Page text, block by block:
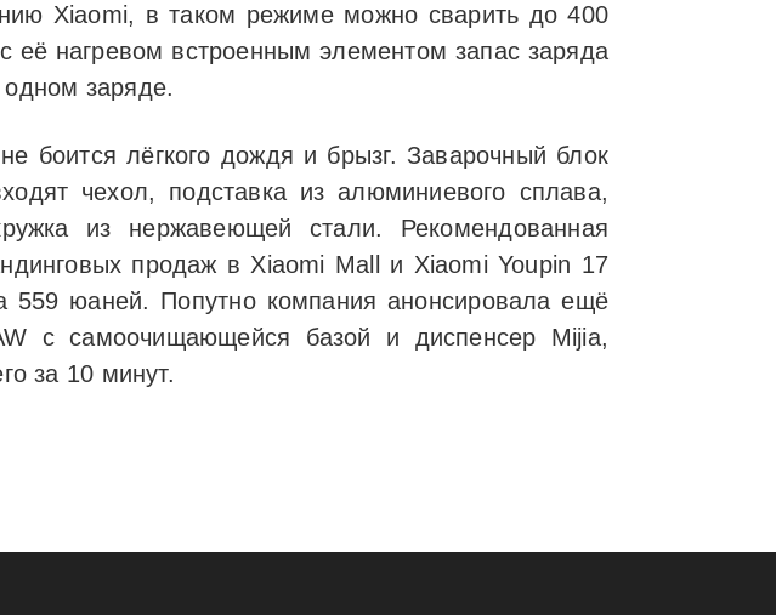
Xiaomi, в таком режиме можно сварить до 400
её нагревом встроенным элементом запас заряда
заряде.
боится лёгкого дождя и брызг. Заварочный блок
чехол, подставка из алюминиевого сплава,
из нержавеющей стали. Рекомендованная
продаж в Xiaomi Mall и Xiaomi Youpin 17
559 юаней. Попутно компания анонсировала ещё
с самоочищающейся базой и диспенсер Mijia,
за 10 минут.